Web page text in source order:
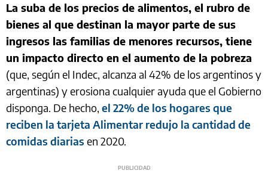
La suba de los precios de alimentos, el rubro de
bienes al que destinan la mayor parte de sus
ingresos las familias de menores recursos, tiene
un impacto directo en el aumento de la pobreza
(que, según el Indec, alcanza al 42% de los argentinos y
argentinas) y erosiona cualquier ayuda que el Gobierno
disponga. De hecho, el 22% de los hogares que
reciben la tarjeta Alimentar redujo la cantidad de
comidas diarias en 2020.